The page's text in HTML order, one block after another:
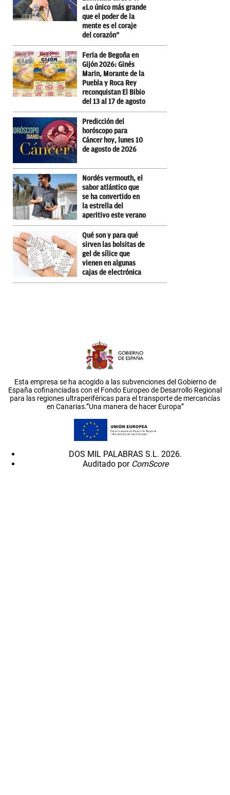
«Lo único más grande
que el poder de la
mente es el coraje
del corazón”
Feria de Begoña en
Gijón 2026: Ginés
Marin, Morante de la
Puebla y Roca Rey
reconquistan El Bibio
del 13 al 17 de agosto
Predicción del
horóscopo para
Cáncer hoy, lunes 10
de agosto de 2026
Nordés vermouth, el
sabor atlántico que
se ha convertido en
la estrella del
aperitivo este verano
Qué son y para qué
sirven las bolsitas de
gel de sílice que
vienen en algunas
cajas de electrónica
Esta empresa se ha acogido a las subvenciones del Gobierno de
España cofinanciadas con el Fondo Europeo de Desarrollo Regional
para las regiones ultraperiféricas para el transporte de mercancías
en Canarias.”Una manera de hacer Europa”
DOS MIL PALABRAS S.L. 2026.
Auditado por ComScore